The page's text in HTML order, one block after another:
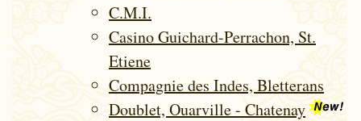
C.M.I.
Casino Guichard-Perrachon, St.
Etiene
Compagnie des Indes, Bletterans
Doublet, Ouarville - Chatenay